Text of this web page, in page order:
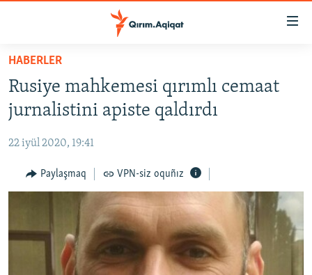
Esas
qaytmaq
Baş
navigatsiyağa
qaytmaq
qaytmaq
SİYASET
CEMİYET
MEDENİYET
İNSAN AQLARI
HABERLER
Rusiye mahkemesi qırımlı cemaat
jurnalistini apiste qaldırdı
22 iyül 2020, 19:41
Paylaşmaq VPN-siz oquñız